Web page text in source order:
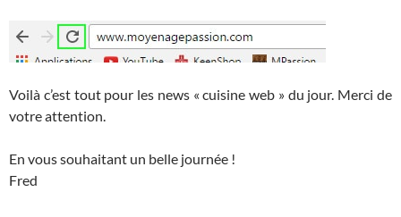
Voilà c’est tout pour les news « cuisine web » du jour. Merci de
votre attention.
En vous souhaitant un belle journée !
Fred